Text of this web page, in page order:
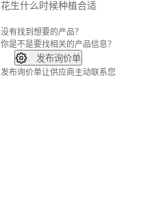
花生什么时候种植合适
没有找到想要的产品？
你是不是要找相关的产品信息？
 发布询价单
发布询价单让供应商主动联系您